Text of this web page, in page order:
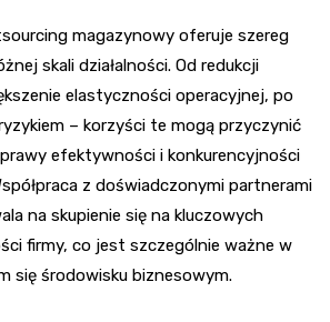
magazynowy oferuje szereg
skali działalności. Od redukcji
elastyczności operacyjnej, po
– korzyści te mogą przyczynić
efektywności i konkurencyjności
z doświadczonymi partnerami
na skupienie się na kluczowych
firmy, co jest szczególnie ważne w
się środowisku biznesowym.